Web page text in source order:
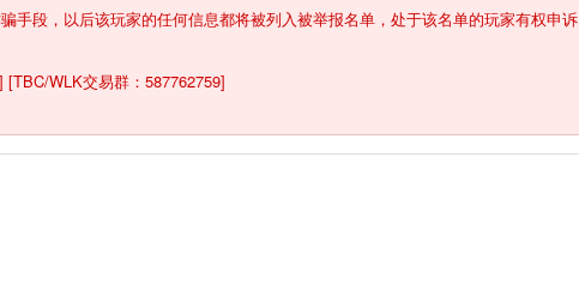
手段，以后该玩家的任何信息都将被列入被举报名单，处于该名单的玩家有权申诉
WLK交易群：587762759]